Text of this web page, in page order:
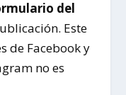
del
Este
de Facebook y
no es